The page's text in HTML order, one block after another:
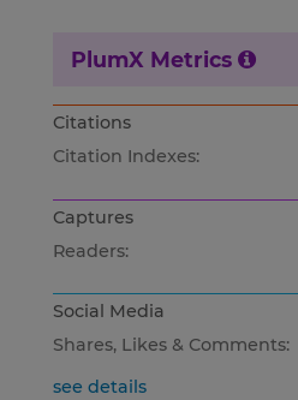
PlumX Metrics
Citations
Citation Indexes:
Captures
Readers:
Social Media
Shares, Likes & Comments:
see details